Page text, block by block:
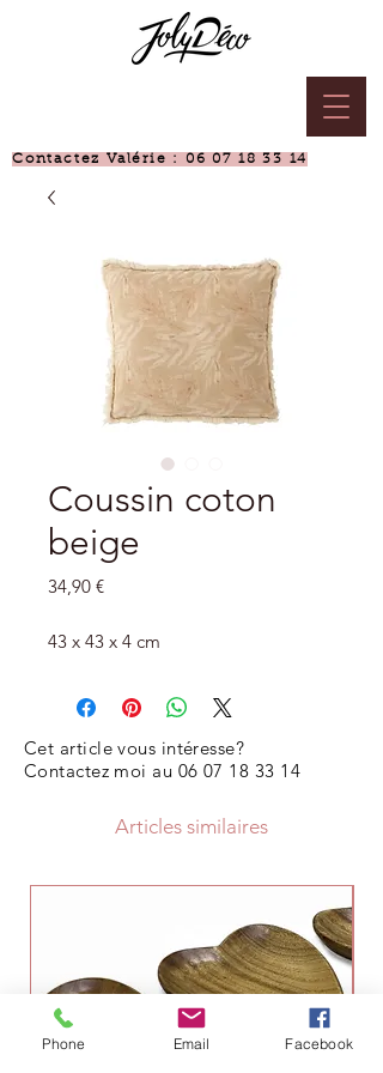
Contactez Valérie :06 07 18 33 14
Coussin coton
beige
34,90 €Prix
43 x 43 x 4 cm
Cet article vous intéresse?
Contactez moi au 06 07 18 33 14
Articles similaires
Phone Email Facebook